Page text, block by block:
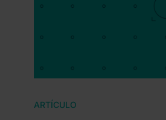
ARTÍCULO